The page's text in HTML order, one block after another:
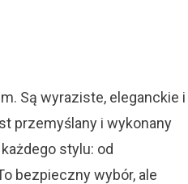
Są wyraziste, eleganckie i
przemyślany i wykonany
stylu: od
bezpieczny wybór, ale